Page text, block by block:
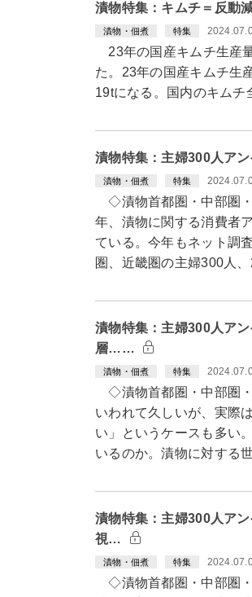
漬物特集：キムチ＝反動
漬物・佃煮 特集
23年の国産キムチ生産
た。23年の国産キムチ生
19tになる。国内のキム
漬物特集：主婦300人ア
漬物・佃煮 特集
◇漬物首都圏・中部圏
年、漬物に関する消費者
ている。今年もネット調
圏、近畿圏の主婦300人
漬物特集：主婦300人ア
層……
漬物・佃煮 特集
◇漬物首都圏・中部圏
いわれて久しいが、実際
い」というケースも多い
いるのか。漬物に対する
漬物特集：主婦300人ア
視…
漬物・佃煮 特集
◇漬物首都圏・中部圏